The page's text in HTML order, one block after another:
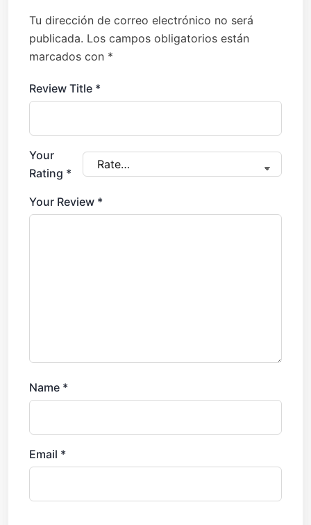
Tu dirección de correo electrónico no será
publicada. Los campos obligatorios están
marcados con *
Review Title *
Your
Rating *
Your Review *
Name *
Email *